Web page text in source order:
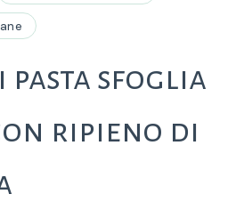
pasta sfoglia
ripieno di